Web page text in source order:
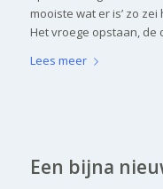
mooiste wat er is’ zo
Het vroege opstaan, de
Lees meer
Een bijna